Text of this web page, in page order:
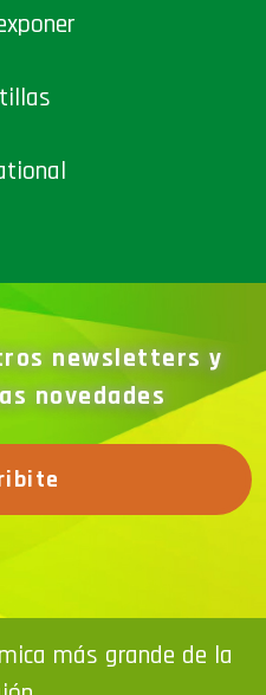
newsletters y
novedades
más grande de la